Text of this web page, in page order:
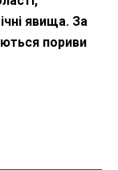
явища. За
пориви